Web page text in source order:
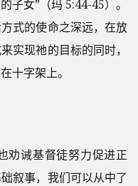
子女”（玛 5:44-45）。
式的使命之深远，在放
实现祂的目标的同时，
十字架上。
劝诫基督徒努力促进正
叙事，我们可以从中了